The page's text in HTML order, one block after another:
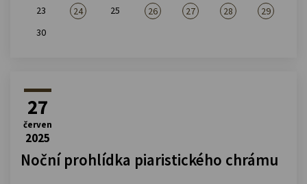
23
24 25 26 27 28
29
30
27
červen
2025
Noční prohlídka piaristického chrámu